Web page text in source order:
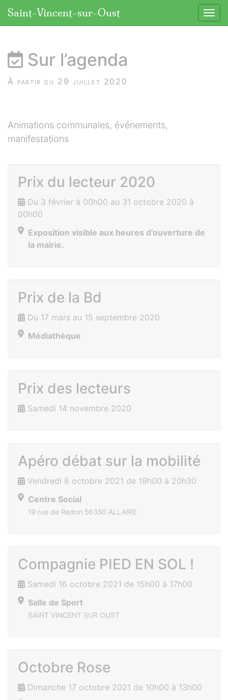
Saint-Vincent-sur-Oust
Sur l’agenda
À partir du 29 juillet 2020
Animations communales, événements,
manifestations
Prix du lecteur 2020
Du 3 février à 00h00 au 31 octobre 2020 à
00h00
Exposition visible aux heures d’ouverture de
la mairie.
Prix de la Bd
Du 17 mars au 15 septembre 2020
Médiathèque
Prix des lecteurs
Samedi 14 novembre 2020
Apéro débat sur la mobilité
Vendredi 8 octobre 2021 de 19h00 à 20h30
Centre Social
19 rue de Redon 56350 ALLAIRE
Compagnie PIED EN SOL !
Samedi 16 octobre 2021 de 15h00 à 17h00
Salle de Sport
SAINT VINCENT SUR OUST
Octobre Rose
Dimanche 17 octobre 2021 de 10h00 à 13h00
Panneau de gestion des cookies